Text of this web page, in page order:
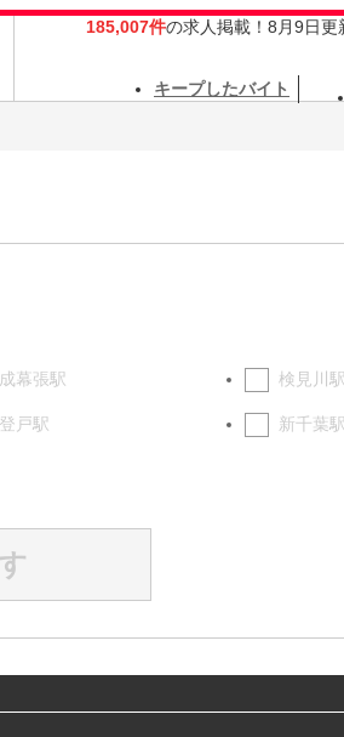
185,007件の求人掲載！8月9日更
キープしたバイト
幕張駅 検見川駅
戸駅 新千葉駅